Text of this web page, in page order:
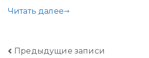
Читать далее
Предыдущие записи